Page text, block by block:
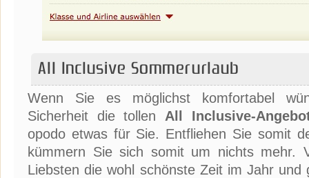
All Inclusive Sommerurlaub
Wenn Sie es möglichst komfortabel
Sicherheit die tollen All Inclusive-
opodo etwas für Sie. Entfliehen Sie somit
kümmern Sie sich somit um nichts mehr.
Liebsten die wohl schönste Zeit im Jahr und